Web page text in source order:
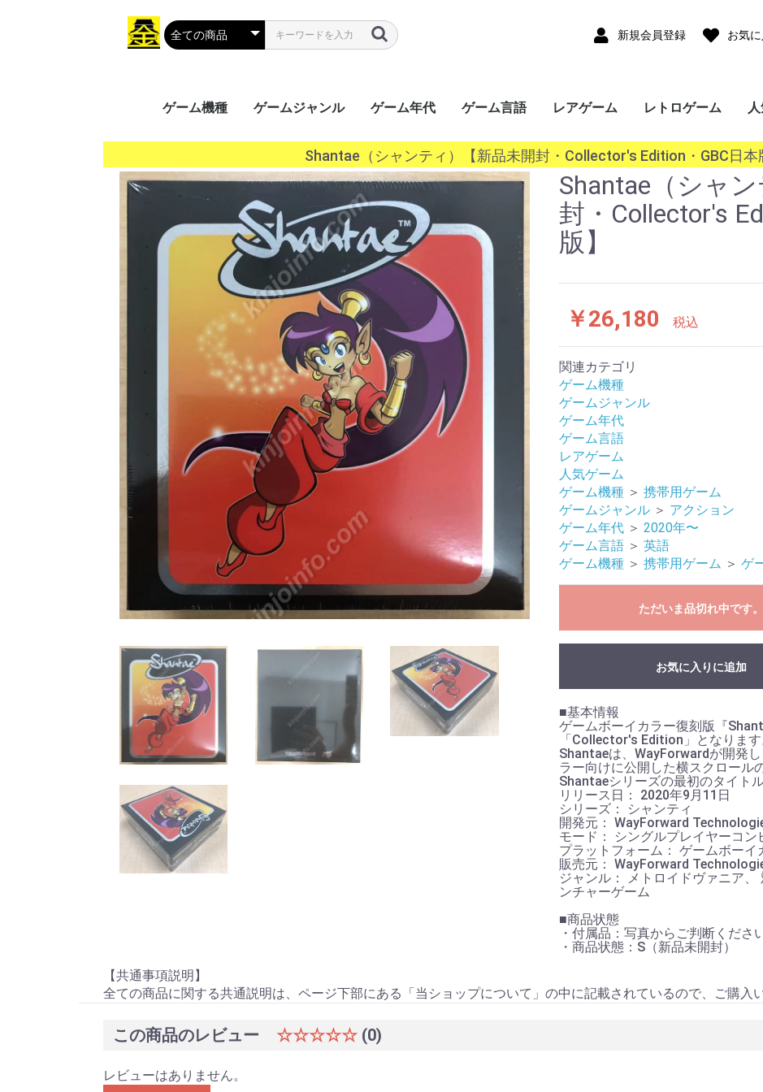
新規会員登録 お気に
ゲーム機種
PS Vita
ﾌﾟﾚｲｽﾃｰｼｮﾝﾎﾟｰﾀﾌﾞﾙ
（PSP）
ニンテンドー3DS
ニンテンドーDS
GP32
ゲームボーイ
（GB/GBC）
ゲームボーイアドバン
ス（GBA）
ゲームギア（GG）
ワンダースワン
（WS/WSC）
リンクス（Lynx）
ネオジオポケット
（NGP）
Evercade
Nintendo
Switch（NS）
Wii U
Wii
プレイステーション
5（PS5）
プレイステーション
4（PS4）
プレイステーション
3（PS3）
プレイステーション
2（PS2）
XBOX SERIES X/S
Xbox One
Xbox 360
Xbox
プレイステーション
（PS）
Jaguar
ゲームキューブ（GC）
ドリームキャスト
（DC）
バーチャルボーイ
（VB）
セガサターン（SS）
PCエンジン（PCECD）
NINTENDO64（N64）
PCエンジン
（PCE/SGX）
TurboGrafx16（TG16）
ｽｰﾊﾟｰﾌｧﾐｺﾝ
（SFC/SNES）
メガCD・SEGA-
CD(MEGACD)
メガドライブ
（MD/GENESIS）
メガドライブ（32X）
ファミコン（FC/NES）
ﾌｧﾐｺﾝﾃﾞｨｽｸｼｽﾃﾑ(FCDS)
3DO
PCFX
ネオジオ(ROM)
ネオジオ(CD)
ｾｶﾞﾏｰｸIII&ﾏｽﾀｰｼｽﾃﾑ
(SMIII&SMS)
セガSG1000
FM-TOWNS マーティー
NEOGEO(ネオジオ)
CPシステムIII
CPシステムII
NAOMIGD-ROM
NAOMI
ST-V
SPIシステム
PGMシステム
SYSTEM256
ALECK64
ATOMISWAVE
SYSTEM246
その他PCB基板
Mac OS系
Windows 10系
Windows 8系
Windows 7系
Windows Vista系
Windows XP系
Windows 2000系
Windows 98系
Windows 95系
Windows 3系
MSX2+
MSX2
MSX
ゲームジャンル
アクション
シューティング
ロールプレイング
シミュレーション
アドベンチャー
タクティカル
トレーディングカード
音楽/リズム
ソーシャルネットワー
ク
ボードゲーム
光線銃シリーズ
ゲーム年代
2020年〜
2010年〜2019年
2000年〜2009年
1990年〜1999年
1980年〜1989年
〜1979年
ゲーム言語
日本語
英語
中国語
韓国語
その他
レアゲーム レトロゲーム
Shantae（シャンティ）【新品未開封・Collector's Edition・GBC日本
Shantae（シャ
封・Collector's
版】
￥26,180 税込
関連カテゴリ
ゲーム機種
ゲームジャンル
ゲーム年代
ゲーム言語
レアゲーム
人気ゲーム
ゲーム機種 ＞ 携帯用ゲーム
ゲームジャンル ＞ アクション
ゲーム年代 ＞ 2020年〜
ゲーム言語 ＞ 英語
ゲーム機種 ＞ 携帯用ゲーム ＞ ゲ
ただいま品切れ中です。
お買い物を続ける カートへ進む
お気に入りに追加
■基本情報
ゲームボーイカラー復刻版『
「Collector's Edition」となります
Shantaeは、WayForwardが開発
ラー向けに公開した横スクロール
Shantaeシリーズの最初のタイトル
リリース日： 2020年9月11日
シリーズ： シャンティ
開発元： WayForward
モード： シングルプレイヤーコン
プラットフォーム： ゲームボーイ
販売元： WayForward
ジャンル： メトロイドヴァニア
ンチャーゲーム
■商品状態
・付属品：写真からご判断くださ
・商品状態：S（新品未開封）
【共通事項説明】
全ての商品に関する共通説明は、ページ下部にある「当ショップについて」の中に記載されているので、ご購入
この商品のレビュー ☆☆☆☆☆ (0)
レビューはありません。